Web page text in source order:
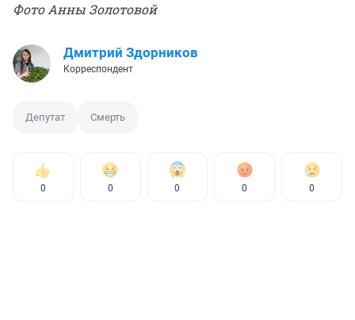
Фото Анны Золотовой
Дмитрий Здорников
Корреспондент
Депутат Смерть
0 0 0 0 0